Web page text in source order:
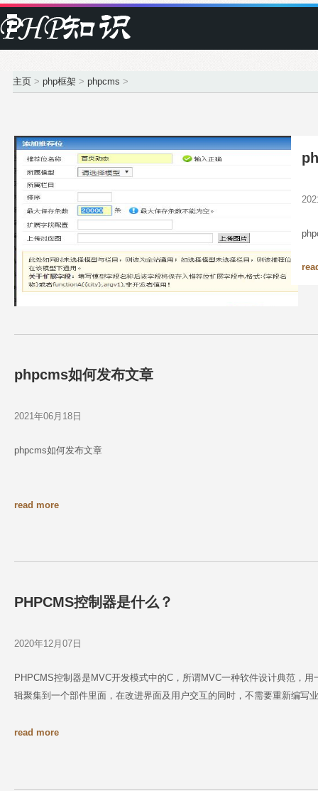
主页 > php框架 > phpcms >
phpcms如何发布文章
2021年06月18日
phpcms如何发布文章
read more
PHPCMS控制器是什么？
2020年12月07日
PHPCMS控制器是MVC开发模式中的C，所谓MVC一种软件设计典范，
辑聚集到一个部件里面，在改进界面及用户交互的同时，不需要重新编写
read more